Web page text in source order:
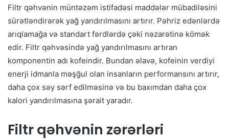
Filtr qəhvənin müntəzəm istifadəsi maddələr mübadiləsini
sürətləndirərək yağ yandırılmasını artırır. Pəhriz edənlərdə
arıqlamağa və standart fərdlərdə çəki nəzarətinə kömək
edir. Filtr qəhvəsində yağ yandırılmasını artıran
komponentin adı kofeindir. Bundan əlavə, kofeinin verdiyi
enerji idmanla məşğul olan insanların performansını artırır,
daha çox səy sərf edilməsinə və bu baxımdan daha çox
kalori yandırılmasına şərait yaradır.
Filtr qəhvənin zərərləri